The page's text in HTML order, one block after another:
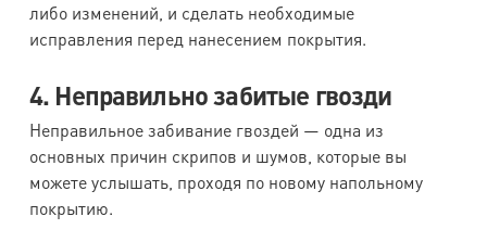
либо изменений, и сделать необходимые
исправления перед нанесением покрытия.
4. Неправильно забитые гвозди
Неправильное забивание гвоздей — одна из
основных причин скрипов и шумов, которые вы
можете услышать, проходя по новому напольному
покрытию.